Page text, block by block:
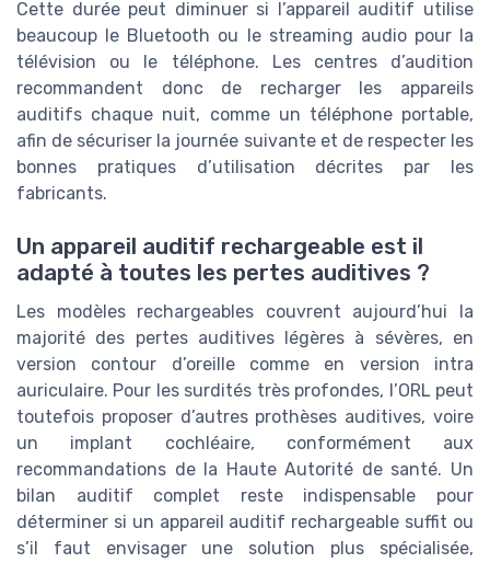
Cette durée peut diminuer si l’appareil auditif utilise
beaucoup le Bluetooth ou le streaming audio pour la
télévision ou le téléphone. Les centres d’audition
recommandent donc de recharger les appareils
auditifs chaque nuit, comme un téléphone portable,
afin de sécuriser la journée suivante et de respecter les
bonnes pratiques d’utilisation décrites par les
fabricants.
Un appareil auditif rechargeable est il
adapté à toutes les pertes auditives ?
Les modèles rechargeables couvrent aujourd’hui la
majorité des pertes auditives légères à sévères, en
version contour d’oreille comme en version intra
auriculaire. Pour les surdités très profondes, l’ORL peut
toutefois proposer d’autres prothèses auditives, voire
un implant cochléaire, conformément aux
recommandations de la Haute Autorité de santé. Un
bilan auditif complet reste indispensable pour
déterminer si un appareil auditif rechargeable suffit ou
s’il faut envisager une solution plus spécialisée,